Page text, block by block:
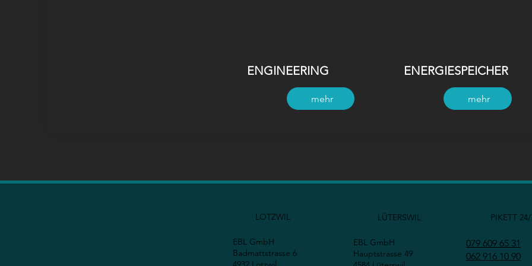
ENGINEERING
mehr
ENERGIESPEICHER
mehr
LOTZWIL
EBL GmbH
Badmattstrasse 6
LÜTERSWIL
EBL GmbH
Hauptstrasse 49
PIKETT
079 609 65 31
062 916 10 90